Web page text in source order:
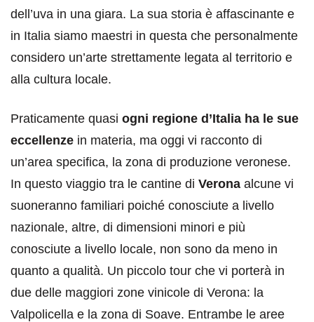
dell’uva in una giara. La sua storia è affascinante e
in Italia siamo maestri in questa che personalmente
considero un’arte strettamente legata al territorio e
alla cultura locale.
Praticamente quasi ogni regione d’Italia ha le sue
eccellenze in materia, ma oggi vi racconto di
un’area specifica, la zona di produzione veronese.
In questo viaggio tra le cantine di Verona alcune vi
suoneranno familiari poiché conosciute a livello
nazionale, altre, di dimensioni minori e più
conosciute a livello locale, non sono da meno in
quanto a qualità. Un piccolo tour che vi porterà in
due delle maggiori zone vinicole di Verona: la
Valpolicella e la zona di Soave. Entrambe le aree